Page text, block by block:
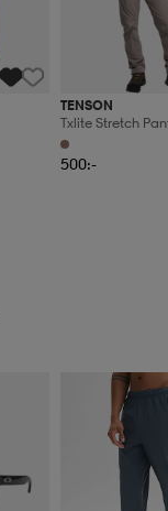
TENSON
Txlite Stretch
500:-